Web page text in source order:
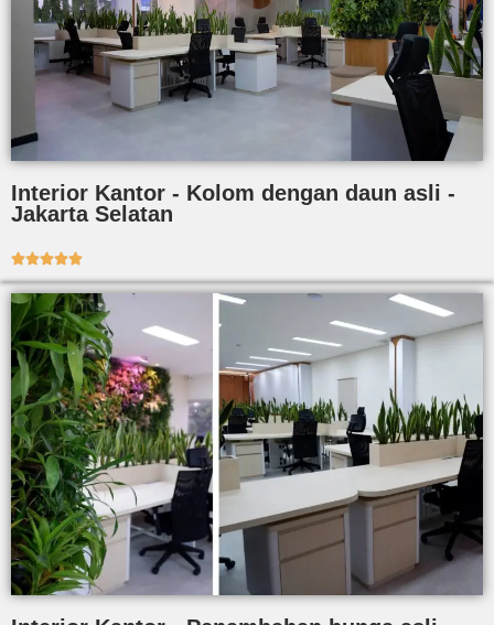
Interior Kantor - Kolom dengan daun asli -
Jakarta Selatan
